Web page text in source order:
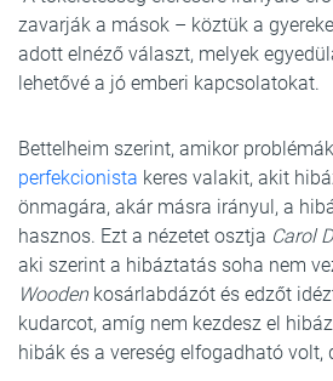
zavarják a mások – köztük a
adott elnéző választ, melyek
lehetővé a jó emberi kapcsolatokat.
Bettelheim szerint, amikor
perfekcionista keres valakit, akit
önmagára, akár másra irányul, a
hasznos. Ezt a nézetet osztja Carol
aki szerint a hibáztatás soha nem
Wooden kosárlabdázót és edzőt
kudarcot, amíg nem kezdesz el
hibák és a vereség elfogadható volt,